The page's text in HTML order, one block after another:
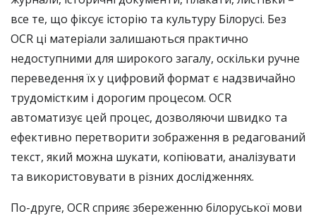
все те, що фіксує історію та культуру Білорусі. Без
OCR ці матеріали залишаються практично
недоступними для широкого загалу, оскільки ручне
переведення їх у цифровий формат є надзвичайно
трудомістким і дорогим процесом. OCR
автоматизує цей процес, дозволяючи швидко та
ефективно перетворити зображення в редагований
текст, який можна шукати, копіювати, аналізувати
та використовувати в різних дослідженнях.
По-друге, OCR сприяє збереженню білоруської мови